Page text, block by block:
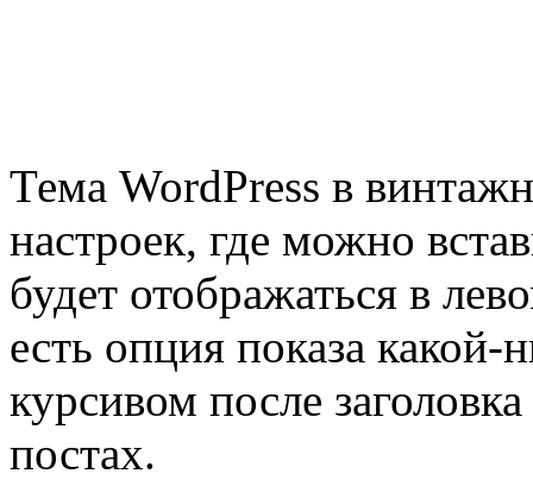
Тема WordPress в
настроек, где можно
будет отображаться в
есть опция показа
курсивом после
постах.